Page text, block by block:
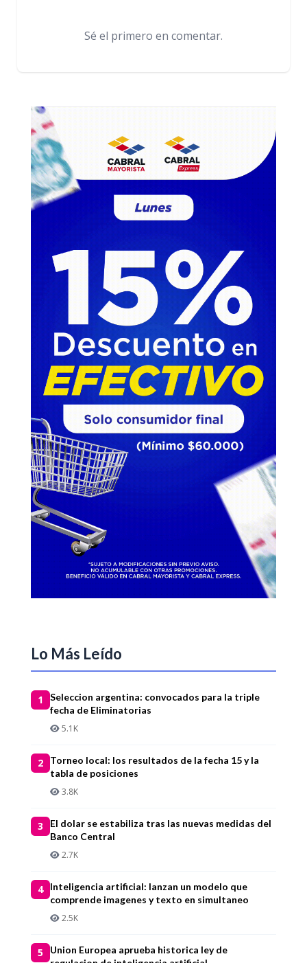
Sé el primero en comentar.
Lo Más Leído
1
Seleccion argentina: convocados para la triple
fecha de Eliminatorias
5.1K
2
Torneo local: los resultados de la fecha 15 y la
tabla de posiciones
3.8K
3
El dolar se estabiliza tras las nuevas medidas del
Banco Central
2.7K
4
Inteligencia artificial: lanzan un modelo que
comprende imagenes y texto en simultaneo
2.5K
5
Union Europea aprueba historica ley de